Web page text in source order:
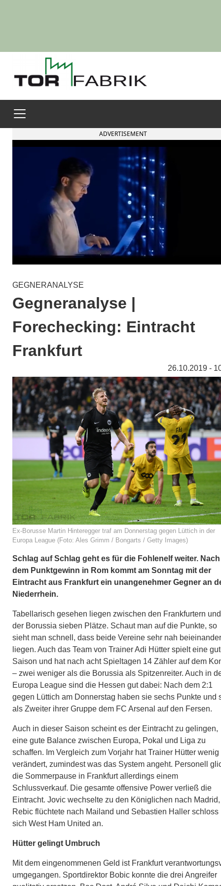
ADVERTISEMENT
GEGNERANALYSE
Gegneranalyse |
Forechecking: Eintracht
Frankfurt
26.10.2019 -
Ex-Borusse Martin Hinteregger traf am Donnerstag gegen Lüttich in der
Europa League (Foto: Ales Grimm / Bongarts / Getty Images)
Schlag auf Schlag geht es für die Fohlenelf weiter. Nach
dem Punktgewinn in Rom kommt am Sonntag mit der
Eintracht aus Frankfurt ein unangenehmer Gegner an
Niederrhein.
Tabellarisch gesehen liegen zwischen den Frankfurtern und
der Borussia sieben Plätze. Schaut man auf die Punkte, so
sieht man schnell, dass beide Vereine sehr nah beieinander
liegen. Auch das Team von Trainer Adi Hütter spielt eine
Saison und hat nach acht Spieltagen 14 Zähler auf dem
– zwei weniger als die Borussia als Spitzenreiter. Auch in
Europa League sind die Hessen gut dabei: Nach dem 2:1
gegen Lüttich am Donnerstag haben sie sechs Punkte und
als Zweiter ihrer Gruppe dem FC Arsenal auf den Fersen.
Auch in dieser Saison scheint es der Eintracht zu gelingen,
eine gute Balance zwischen Europa, Pokal und Liga zu
schaffen. Im Vergleich zum Vorjahr hat Trainer Hütter wenig
verändert, zumindest was das System angeht. Personell
die Sommerpause in Frankfurt allerdings einem
Schlussverkauf. Die gesamte offensive Power verließ die
Eintracht. Jovic wechselte zu den Königlichen nach Madrid,
Rebic flüchtete nach Mailand und Sebastien Haller schloss
sich West Ham United an.
Hütter gelingt Umbruch
Mit dem eingenommenen Geld ist Frankfurt
umgegangen. Sportdirektor Bobic konnte die drei Angreifer